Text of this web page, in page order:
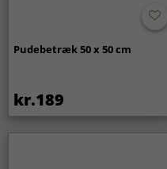
Pudebetræk 50 x 50 cm
kr.189